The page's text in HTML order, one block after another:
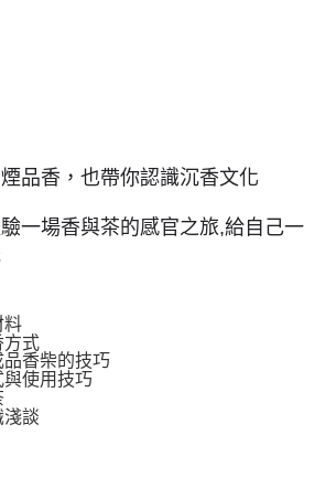
品香，也帶你認識沉香文化
一場香與茶的感官之旅,給自己一
料
方式
香柴的技巧
使用技巧
淺談